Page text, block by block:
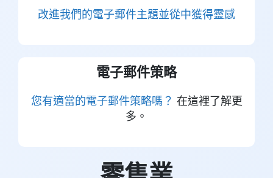
改進我們的電子郵件主題並從中獲得靈感
電子郵件策略
您有適當的電子郵件策略嗎？ 在這裡了解更
多。